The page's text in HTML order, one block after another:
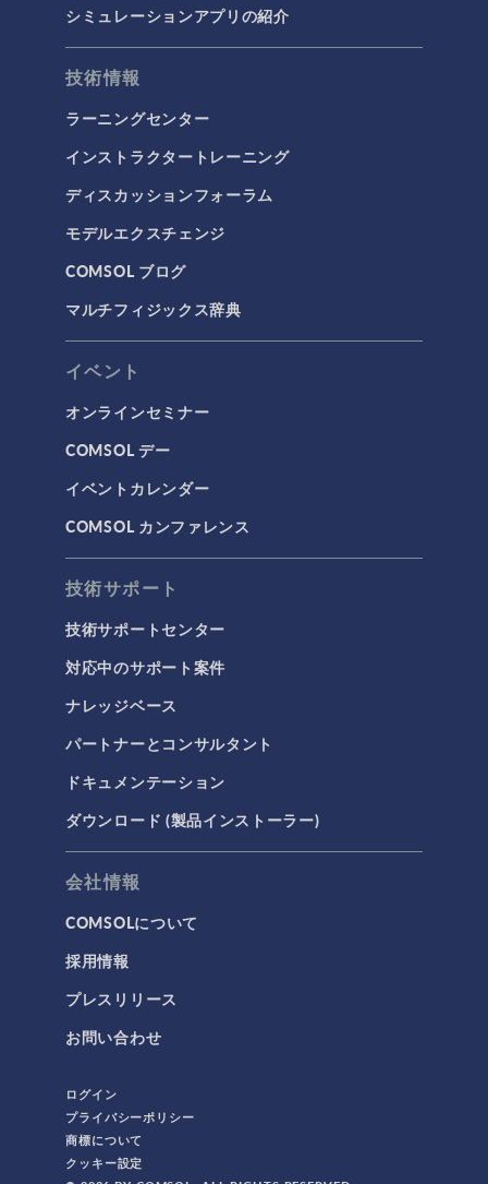
シミュレーションアプリの紹介
技術情報
ラーニングセンター
インストラクタートレーニング
ディスカッションフォーラム
モデルエクスチェンジ
COMSOL ブログ
マルチフィジックス辞典
イベント
オンラインセミナー
COMSOL デー
イベントカレンダー
COMSOL カンファレンス
技術サポート
技術サポートセンター
対応中のサポート案件
ナレッジベース
パートナーとコンサルタント
ドキュメンテーション
ダウンロード (製品インストーラー)
会社情報
COMSOLについて
採用情報
プレスリリース
お問い合わせ
ログイン
プライバシーポリシー
商標について
クッキー設定